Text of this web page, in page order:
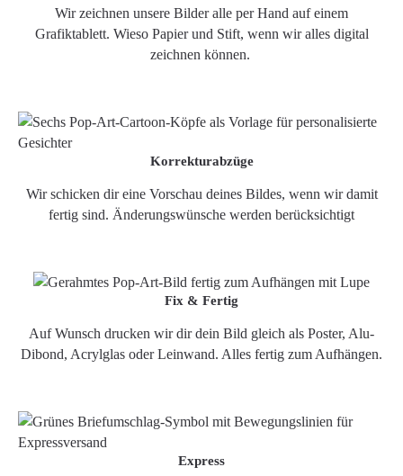
Wir zeichnen unsere Bilder alle per Hand auf einem
Grafiktablett. Wieso Papier und Stift, wenn wir alles digital
zeichnen können.
Korrekturabzüge
Wir schicken dir eine Vorschau deines Bildes, wenn wir damit
fertig sind. Änderungswünsche werden berücksichtigt
Fix & Fertig
Auf Wunsch drucken wir dir dein Bild gleich als Poster, Alu-
Dibond, Acrylglas oder Leinwand. Alles fertig zum Aufhängen.
Express